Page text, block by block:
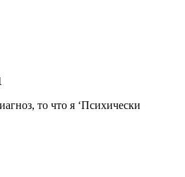
то что я ‘Психически